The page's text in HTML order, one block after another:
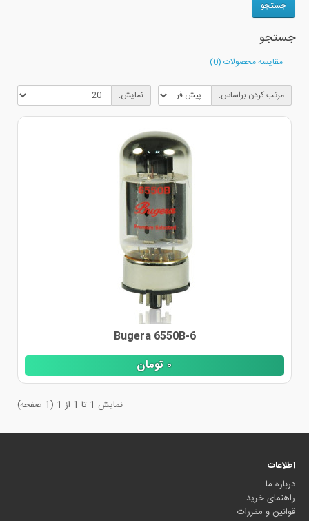
جستجو
مقایسه محصولات (0)
مرتب کردن براساس: نمایش:
Bugera 6550B-6
٠تومان
نمایش 1 تا 1 از 1 (1 صفحه)
اطلاعات
درباره ما
راهنمای خرید
قوانین و مقررات